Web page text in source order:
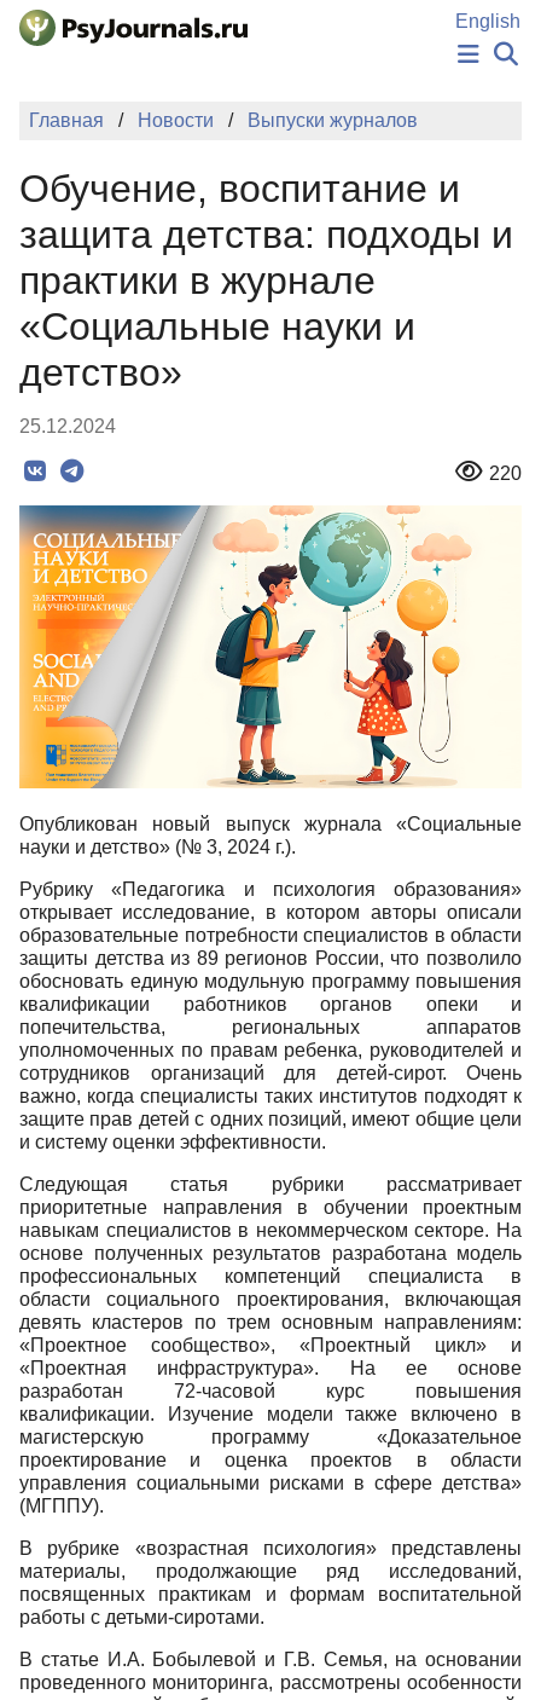
Перейти к основному содержанию
English
НОВОСТИ
ПОДАТЬ РУКОПИСЬ
КЛЮЧЕВЫЕ СЛОВА
Регистрация
Главная Новости Выпуски журналов
Обучение, воспитание и
защита детства: подходы и
практики в журнале
«Социальные науки и
детство»
25.12.2024
220
Опубликован новый выпуск журнала «Социальные
науки и детство» (№ 3, 2024 г.).
Рубрику «Педагогика и психология образования»
открывает исследование, в котором авторы описали
образовательные потребности специалистов в области
защиты детства из 89 регионов России, что позволило
обосновать единую модульную программу повышения
квалификации работников органов опеки и
попечительства, региональных аппаратов
уполномоченных по правам ребенка, руководителей и
сотрудников организаций для детей-сирот. Очень
важно, когда специалисты таких институтов подходят к
защите прав детей с одних позиций, имеют общие цели
и систему оценки эффективности.
Следующая статья рубрики рассматривает
приоритетные направления в обучении проектным
навыкам специалистов в некоммерческом секторе. На
основе полученных результатов разработана модель
профессиональных компетенций специалиста в
области социального проектирования, включающая
девять кластеров по трем основным направлениям:
«Проектное сообщество», «Проектный цикл» и
«Проектная инфраструктура». На ее основе
разработан 72-часовой курс повышения
квалификации. Изучение модели также включено в
магистерскую программу «Доказательное
проектирование и оценка проектов в области
управления социальными рисками в сфере детства»
(МГППУ).
В рубрике «возрастная психология» представлены
материалы, продолжающие ряд исследований,
посвященных практикам и формам воспитательной
работы с детьми-сиротами.
В статье И.А. Бобылевой и Г.В. Семья, на основании
проведенного мониторинга, рассмотрены особенности